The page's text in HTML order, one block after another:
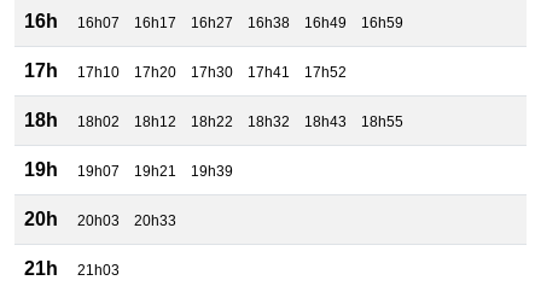
16h 16h07 16h17 16h27 16h38 16h49 16h59
17h 17h10 17h20 17h30 17h41 17h52
18h 18h02 18h12 18h22 18h32 18h43 18h55
19h 19h07 19h21 19h39
20h 20h03 20h33
21h 21h03